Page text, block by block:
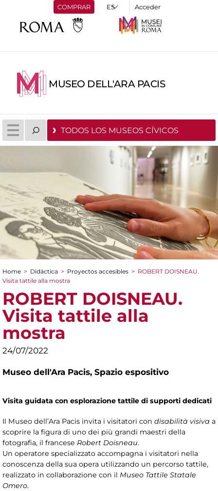
COMPRAR Acceder
MUSEO DELL'ARA PACIS
TODOS LOS MUSEOS CÍVICOS
You are here
Home > Didáctica > Proyectos accesibles > ROBERT DOISNEAU.
Visita tattile alla mostra
ROBERT DOISNEAU.
Visita tattile alla
mostra
24/07/2022
Museo dell'Ara Pacis, Spazio espositivo
Visita guidata con esplorazione tattile di supporti dedicati
Il Museo dell’Ara Pacis invita i visitatori con disabilità visiva a
scoprire la figura di uno dei più grandi maestri della
fotografia, il francese Robert Doisneau.
Un operatore specializzato accompagna i visitatori nella
conoscenza della sua opera utilizzando un percorso tattile,
realizzato in collaborazione con il Museo Tattile Statale
Omero.